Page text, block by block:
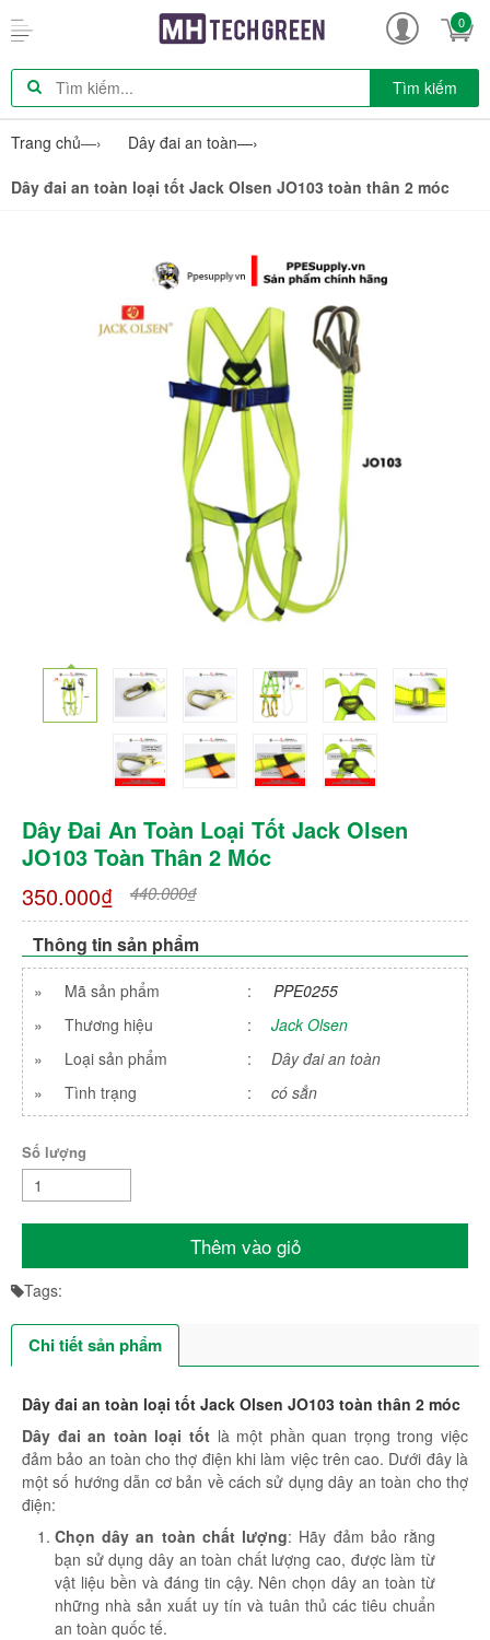
0
Tìm kiếm
Trang chủ—› Dây đai an toàn—›
Dây đai an toàn loại tốt Jack Olsen JO103 toàn thân 2 móc
Dây Đai An Toàn Loại Tốt Jack Olsen
JO103 Toàn Thân 2 Móc
350.000₫
440.000₫
Thông tin sản phẩm
» Mã sản phẩm :
PPE0255
»
Thương hiệu :
Jack Olsen
»
Loại sản phẩm :
Dây đai an toàn
»
Tình trạng : có sẳn
Số lượng
Thêm vào giỏ
Tags:
Chi tiết sản phẩm
Dây đai an toàn loại tốt Jack Olsen JO103 toàn thân 2 móc
Dây đai an toàn loại tốtlà một phần quan trọng trong việc
đảm bảo an toàn cho thợ điện khi làm việc trên cao. Dưới đây là
một số hướng dẫn cơ bản về cách sử dụng dây an toàn cho thợ
điện:
Chọn dây an toàn chất lượng: Hãy đảm bảo rằng
bạn sử dụng dây an toàn chất lượng cao, được làm từ
vật liệu bền và đáng tin cậy. Nên chọn dây an toàn từ
những nhà sản xuất uy tín và tuân thủ các tiêu chuẩn
an toàn quốc tế.